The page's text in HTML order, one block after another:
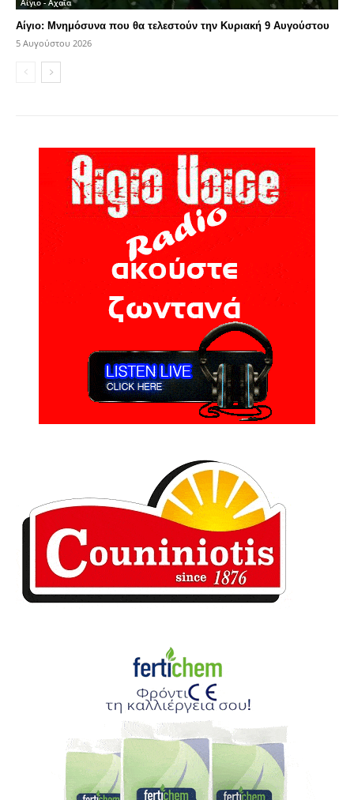
Αίγιο: Μνημόσυνα που θα τελεστούν την Κυριακή 9 Αυγούστου
5 Αυγούστου 2026